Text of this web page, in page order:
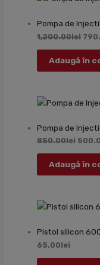
Pompa de
1,200.00lei
Adaugă în
Pompa de
850.00lei
Adaugă în
Pistol silicon
65.00lei